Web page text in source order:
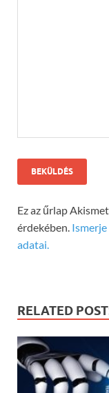
Ez az űrlap
érdekében.
adatai.
RELATED